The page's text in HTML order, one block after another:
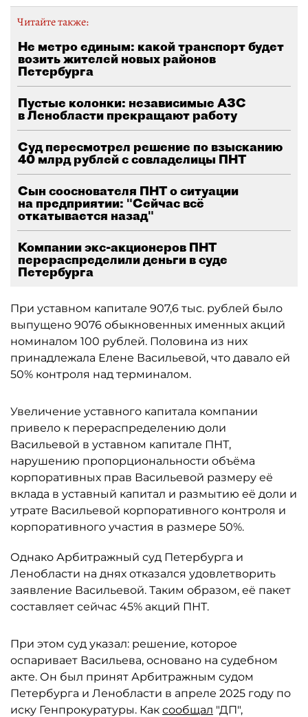
Читайте также:
Не метро единым: какой транспорт будет
возить жителей новых районов
Петербурга
Пустые колонки: независимые АЗС
в Ленобласти прекращают работу
Суд пересмотрел решение по взысканию
40 млрд рублей с совладелицы ПНТ
Сын сооснователя ПНТ о ситуации
на предприятии: "Сейчас всё
откатывается назад"
Компании экс-акционеров ПНТ
перераспределили деньги в суде
Петербурга
При уставном капитале 907,6 тыс. рублей было
выпущено 9076 обыкновенных именных акций
номиналом 100 рублей. Половина из них
принадлежала Елене Васильевой, что давало ей
50% контроля над терминалом.
Увеличение уставного капитала компании
привело к перераспределению доли
Васильевой в уставном капитале ПНТ,
нарушению пропорциональности объёма
корпоративных прав Васильевой размеру её
вклада в уставный капитал и размытию её доли и
утрате Васильевой корпоративного контроля и
корпоративного участия в размере 50%.
Однако Арбитражный суд Петербурга и
Ленобласти на днях отказался удовлетворить
заявление Васильевой. Таким образом, её пакет
составляет сейчас 45% акций ПНТ.
При этом суд указал: решение, которое
оспаривает Васильева, основано на судебном
акте. Он был принят Арбитражным судом
Петербурга и Ленобласти в апреле 2025 году по
иску Генпрокуратуры. Как сообщал "ДП",